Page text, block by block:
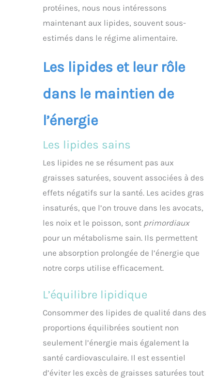
protéines, nous nous intéressons
maintenant aux lipides, souvent sous-
estimés dans le régime alimentaire.
Les lipides et leur rôle
dans le maintien de
l’énergie
Les lipides sains
Les lipides ne se résument pas aux
graisses saturées, souvent associées à des
effets négatifs sur la santé. Les acides gras
insaturés, que l’on trouve dans les avocats,
les noix et le poisson, sont primordiaux
pour un métabolisme sain. Ils permettent
une absorption prolongée de l’énergie que
notre corps utilise efficacement.
L’équilibre lipidique
Consommer des lipides de qualité dans des
proportions équilibrées soutient non
seulement l’énergie mais également la
santé cardiovasculaire. Il est essentiel
d’éviter les excès de graisses saturées tout